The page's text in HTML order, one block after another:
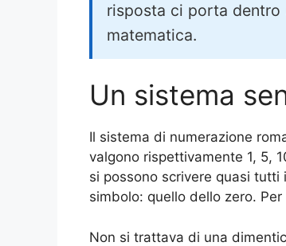
risposta ci porta dentro
matematica.
Un sistema
Il sistema di numerazione
valgono rispettivamente 1, 5,
si possono scrivere quasi tutti
simbolo: quello dello zero.
Non si trattava di una